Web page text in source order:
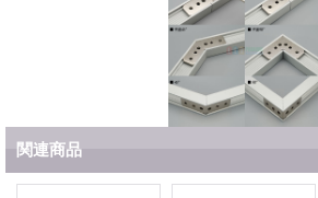
関連商品